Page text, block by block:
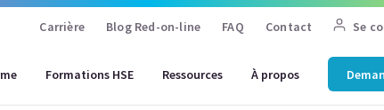
Carrière Blog Red-on-line FAQ Contact Se
Formations HSE Ressources À propos